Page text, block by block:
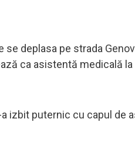
deplasa pe strada
ca asistentă medicală la
izbit puternic cu capul de